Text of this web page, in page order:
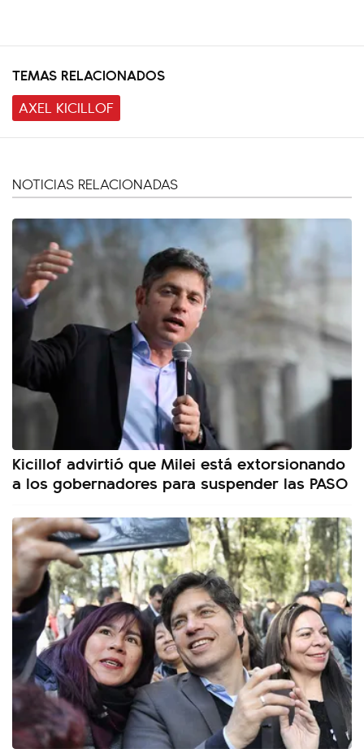
TEMAS RELACIONADOS
AXEL KICILLOF
NOTICIAS RELACIONADAS
Kicillof advirtió que Milei está extorsionando
a los gobernadores para suspender las PASO